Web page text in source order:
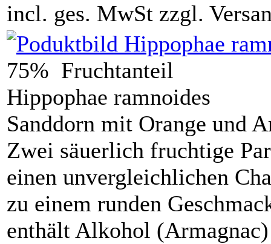
incl. ges. MwSt zzgl.
75% Fruchtanteil
Hippophae ramnoides
Sanddorn mit Orange und
Zwei säuerlich fruchtige
einen unvergleichlichen
zu einem runden
enthält Alkohol (Armagnac)